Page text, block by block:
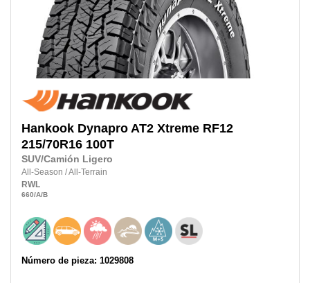
Hankook Dynapro AT2 Xtreme RF12
215/70R16 100T
SUV/Camión Ligero
All-Season /All-Terrain
RWL
660/A/B
Número de pieza: 1029808